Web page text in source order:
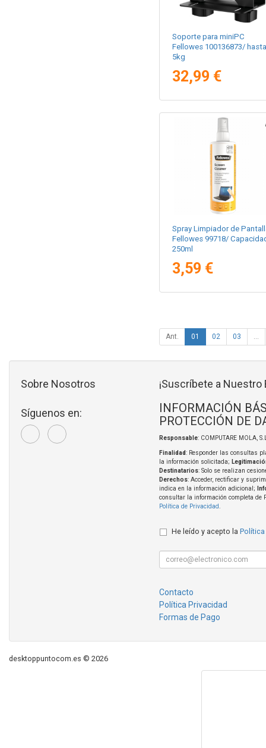
Soporte para miniPC
Fellowes 100136873/ hasta
5kg
32,99 €
Spray Limpiador de
Fellowes 99718/
250ml
3,59 €
Ant. 01 02 03 ...
Sobre Nosotros
Síguenos en:
¡Suscríbete a Nuestro
INFORMACIÓN
PROTECCIÓN DE
Responsable: COMPUTARE MOLA,
Finalidad: Responder las consultas
la información solicitada;
Destinatarios: Solo se realizan
Derechos: Acceder, rectificar y
indica en la información adicional;
consultar la información completa de
Política de Privacidad
He leído y acepto la Política
Contacto
Política Privacidad
Formas de Pago
desktoppuntocom.es © 2026